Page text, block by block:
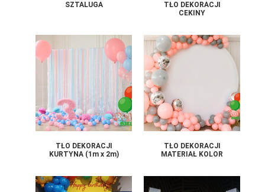
SZTALUGA
TŁO DEKORACJI
CEKINY
TŁO DEKORACJI
KURTYNA (1m x 2m)
TŁO DEKORACJI
MATERIAŁ KOLOR